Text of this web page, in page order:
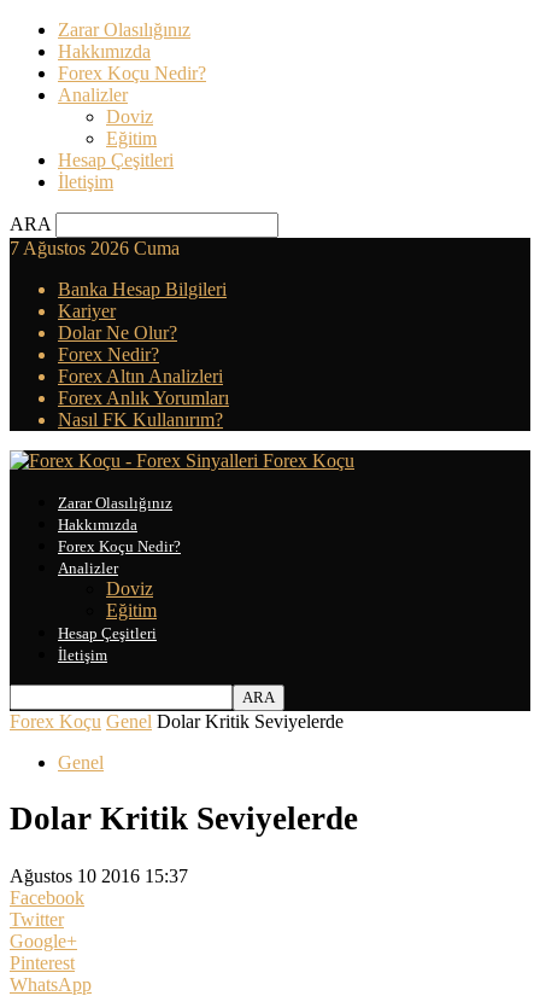
Zarar Olasılığınız
Hakkımızda
Forex Koçu Nedir?
Analizler
Doviz
Eğitim
Hesap Çeşitleri
İletişim
ARA
7 Ağustos 2026 Cuma
Banka Hesap Bilgileri
Kariyer
Dolar Ne Olur?
Forex Nedir?
Forex Altın Analizleri
Forex Anlık Yorumları
Nasıl FK Kullanırım?
Forex Koçu
Zarar Olasılığınız
Hakkımızda
Forex Koçu Nedir?
Analizler
Doviz
Eğitim
Hesap Çeşitleri
İletişim
Forex Koçu Genel Dolar Kritik Seviyelerde
Genel
Dolar Kritik Seviyelerde
Ağustos 10 2016 15:37
Facebook
Twitter
Google+
Pinterest
WhatsApp